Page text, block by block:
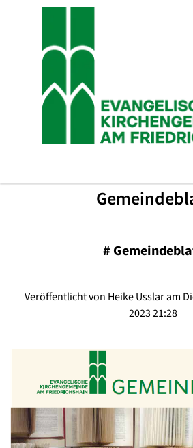
#
Veröffentlicht von Heike Usslar am
2023 21:28